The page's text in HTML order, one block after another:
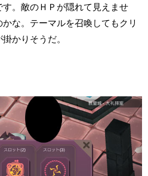
。敵のＨＰが隠れて見えませ
な。テーマルを召喚してもクリ
かりそうだ。